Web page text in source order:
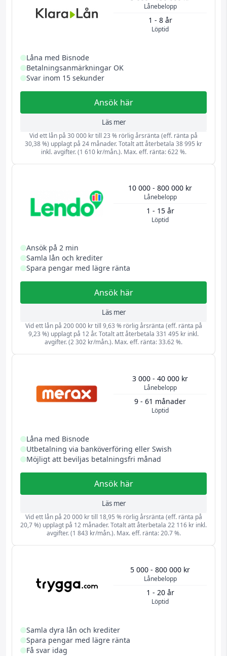
Lånebelopp
Löptid
1 - 8 år
Låna med Bisnode
Betalningsanmärkningar OK
Svar inom 15 sekunder
Ansök här
Läs mer
Vid ett lån på 30 000 kr till 23 % rörlig årsränta (eff. ränta på
30,38 %) upplagt på 24 månader. Totalt att återbetala 38 995 kr
inkl. avgifter. (1 610 kr/mån.). Max. eff. ränta: 622 %.
Lånebelopp
10 000 - 800 000 kr
Löptid
1 - 15 år
Ansök på 2 min
Samla lån och krediter
Spara pengar med lägre ränta
Ansök här
Läs mer
Vid ett lån på 200 000 kr till 9,63 % rörlig årsränta (eff. ränta på
9,23 %) upplagt på 12 år. Totalt att återbetala 331 495 kr inkl.
avgifter. (2 302 kr/mån.). Max. eff. ränta: 33.62 %.
Lånebelopp
3 000 - 40 000 kr
Löptid
9 - 61 månader
Låna med Bisnode
Utbetalning via banköverföring eller Swish
Möjligt att beviljas betalningsfri månad
Ansök här
Läs mer
Vid ett lån på 20 000 kr till 18,95 % rörlig årsränta (eff. ränta på
20,7 %) upplagt på 12 månader. Totalt att återbetala 22 116 kr inkl.
avgifter. (1 843 kr/mån.). Max. eff. ränta: 20.7 %.
Lånebelopp
5 000 - 800 000 kr
Löptid
1 - 20 år
Samla dyra lån och krediter
Spara pengar med lägre ränta
Få svar idag